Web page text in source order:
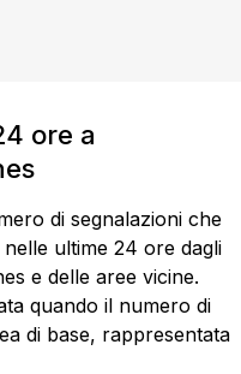
ore a
di segnalazioni che
ultime 24 ore dagli
e delle aree vicine.
quando il numero di
di base, rappresentata